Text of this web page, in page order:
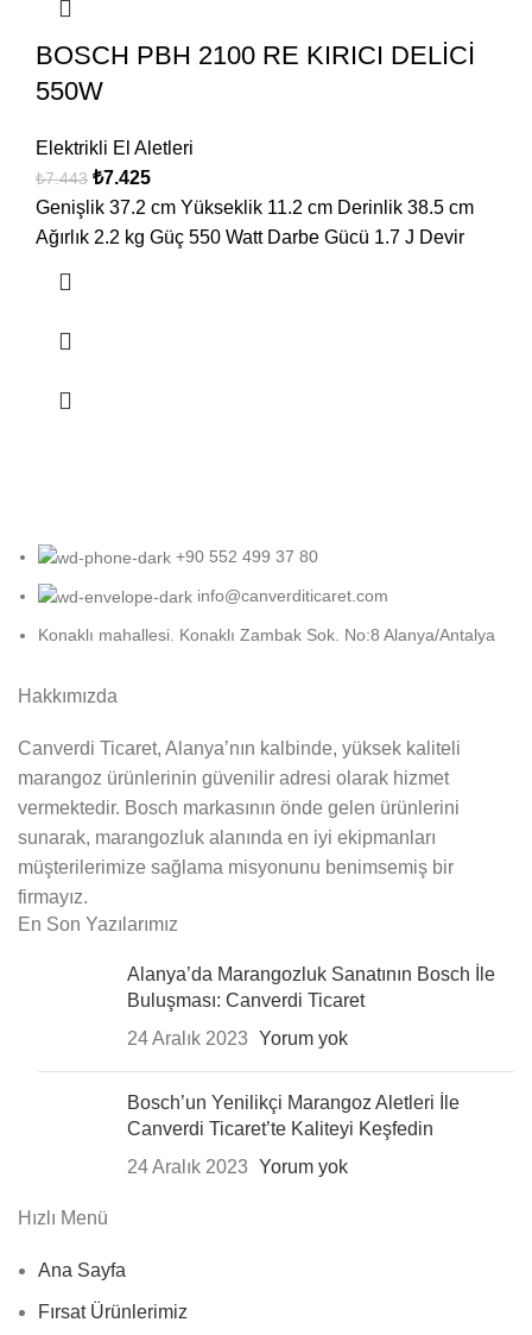
BOSCH PBH 2100 RE KIRICI DELİCİ
550W
Elektrikli El Aletleri
₺7.443 ₺7.425
Genişlik 37.2 cm Yükseklik 11.2 cm Derinlik 38.5 cm
Ağırlık 2.2 kg Güç 550 Watt Darbe Gücü 1.7 J Devir
+90 552 499 37 80
info@canverditicaret.com
Konaklı mahallesi. Konaklı Zambak Sok. No:8 Alanya/Antalya
Hakkımızda
Canverdi Ticaret, Alanya’nın kalbinde, yüksek kaliteli
marangoz ürünlerinin güvenilir adresi olarak hizmet
vermektedir. Bosch markasının önde gelen ürünlerini
sunarak, marangozluk alanında en iyi ekipmanları
müşterilerimize sağlama misyonunu benimsemiş bir
firmayız.
En Son Yazılarımız
Alanya’da Marangozluk Sanatının Bosch İle
Buluşması: Canverdi Ticaret
24 Aralık 2023 Yorum yok
Bosch’un Yenilikçi Marangoz Aletleri İle
Canverdi Ticaret’te Kaliteyi Keşfedin
24 Aralık 2023 Yorum yok
Hızlı Menü
Ana Sayfa
Fırsat Ürünlerimiz